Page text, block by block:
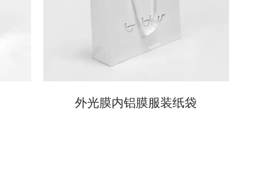
外光膜内铝膜服装纸袋